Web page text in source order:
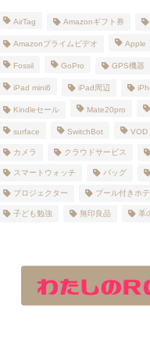
AirTag Amazonギフト券
Amazonプライムビデオ Apple
Fossil GoPro GPS機器
iPad mini6 iPad周辺
Kindleセール Mate20pro
surface SwitchBot VOD
カメラ クラウドサービス
スマートウォッチ バッグ
プロジェクター プール付きホ
子ども勉強 無印良品 革